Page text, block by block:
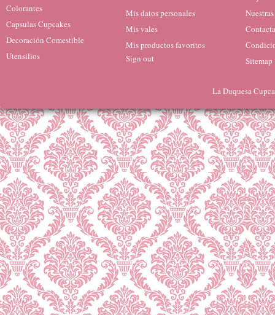
Colorantes
Capsulas Cupcakes
Decoración Comestible
Utensilios
Mis datos personales
Mis vales
Mis productos favoritos
Sign out
Sitemap
La Duquesa